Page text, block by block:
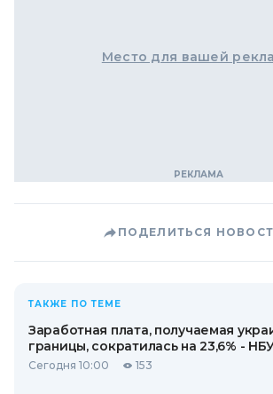
Место для вашей
ПОДЕЛИТЬСЯ
ТАКЖЕ ПО ТЕМЕ
Заработная плата, получаемая
границы, сократилась на 23,6% -
Сегодня 10:00 153